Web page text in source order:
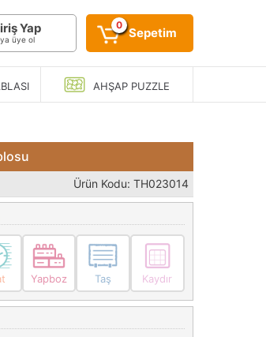
Yap
üye ol
0
Sepetim
AHŞAPPUZZLE
Ürün Kodu: TH023014
Yapboz Taş Kaydır